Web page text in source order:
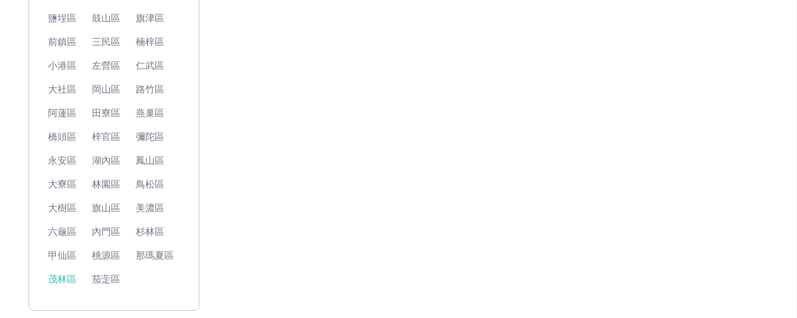
鹽埕區 鼓山區 旗津區
前鎮區 三民區 楠梓區
小港區 左營區 仁武區
大社區 岡山區 路竹區
阿蓮區 田寮區 燕巢區
橋頭區 梓官區 彌陀區
永安區 湖內區 鳳山區
大寮區 林園區 鳥松區
大樹區 旗山區 美濃區
六龜區 內門區 杉林區
甲仙區 桃源區 那瑪夏區
茂林區 茄萣區